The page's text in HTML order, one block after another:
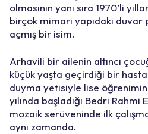
olmasının yanı sıra 1970’li
birçok mimari yapıdaki duvar
açmış bir isim.
Arhavili bir ailenin altıncı
küçük yaşta geçirdiği bir
duyma yetisiyle lise öğrenimini
yılında başladığı Bedri
mozaik serüveninde ilk
aynı zamanda.